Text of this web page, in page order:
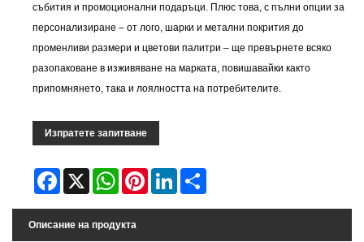
събития и промоционални подаръци. Плюс това, с пълни опции за
персонализиране – от лого, шарки и метални покрития до
променливи размери и цветови палитри – ще превърнете всяко
разопаковане в изживяване на марката, повишавайки както
припомнянето, така и лоялността на потребителите.
Изпратете запитване
Facebook
X WhatsAppPinterestLinkedIn
Описание на продукта